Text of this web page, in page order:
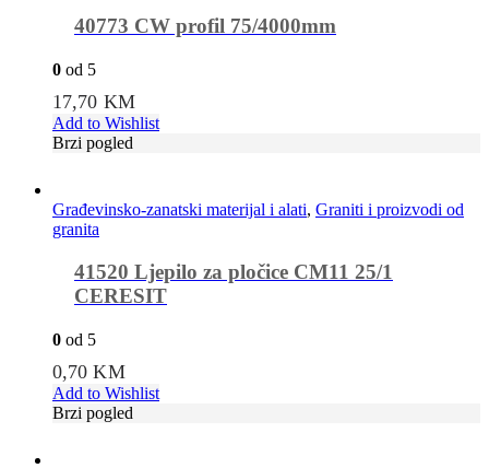
40773 CW profil 75/4000mm
0 od 5
17,70 KM
Add to Wishlist
Brzi pogled
Građevinsko-zanatski materijal i alati, Graniti i proizvodi od
granita
41520 Ljepilo za pločice CM11 25/1
CERESIT
0 od 5
0,70KM
Add to Wishlist
Brzi pogled